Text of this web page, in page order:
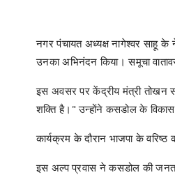
नगर पंचायत अध्यक्ष नागेश्वर साहू के
उनका अभिनंदन किया। समूचा
इस अवसर पर केंद्रीय मंत्री तोखन
शक्ति है।" उन्होंने कसडोल के
कार्यक्रम के दौरान भाजपा के वरिष्ठ
इस अल्प प्रवास ने कसडोल की